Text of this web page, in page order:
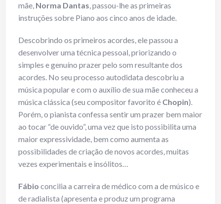
mãe, Norma Dantas, passou-lhe as primeiras
instruções sobre Piano aos cinco anos de idade.
Descobrindo os primeiros acordes, ele passou a
desenvolver uma técnica pessoal, priorizando o
simples e genuíno prazer pelo som resultante dos
acordes. No seu processo autodidata descobriu a
música popular e com o auxílio de sua mãe conheceu a
música clássica (seu compositor favorito é Chopin).
Porém, o pianista confessa sentir um prazer bem maior
ao tocar “de ouvido”, uma vez que isto possibilita uma
maior expressividade, bem como aumenta as
possibilidades de criação de novos acordes, muitas
vezes experimentais e insólitos…
Fábio concilia a carreira de médico com a de músico e
de radialista (apresenta e produz um programa